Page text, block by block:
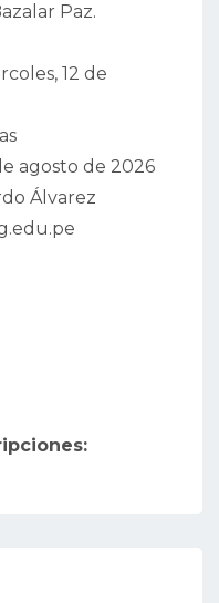
Paz.
12 de
agosto de 2026
Álvarez